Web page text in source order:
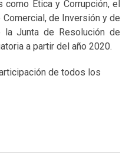
como Ética y Corrupción, el
de Inversión y de
la Junta de Resolución de
a partir del año 2020.
de todos los